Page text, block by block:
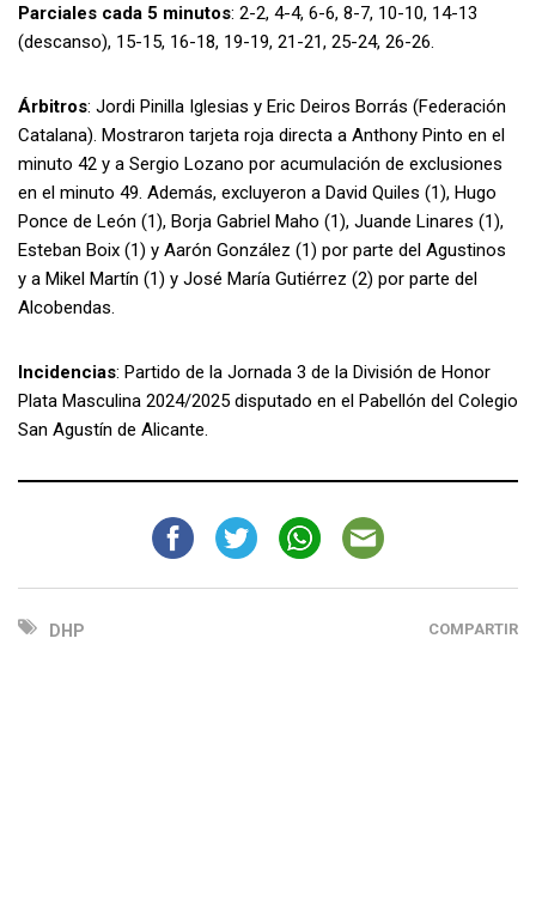
Parciales cada 5 minutos: 2-2, 4-4, 6-6, 8-7, 10-10, 14-13
(descanso), 15-15, 16-18, 19-19, 21-21, 25-24, 26-26.
Árbitros: Jordi Pinilla Iglesias y Eric Deiros Borrás (Federación
Catalana). Mostraron tarjeta roja directa a Anthony Pinto en el
minuto 42 y a Sergio Lozano por acumulación de exclusiones
en el minuto 49. Además, excluyeron a David Quiles (1), Hugo
Ponce de León (1), Borja Gabriel Maho (1), Juande Linares (1),
Esteban Boix (1) y Aarón González (1) por parte del Agustinos
y a Mikel Martín (1) y José María Gutiérrez (2) por parte del
Alcobendas.
Incidencias: Partido de la Jornada 3 de la División de Honor
Plata Masculina 2024/2025 disputado en el Pabellón del Colegio
San Agustín de Alicante.
DHP COMPARTIR